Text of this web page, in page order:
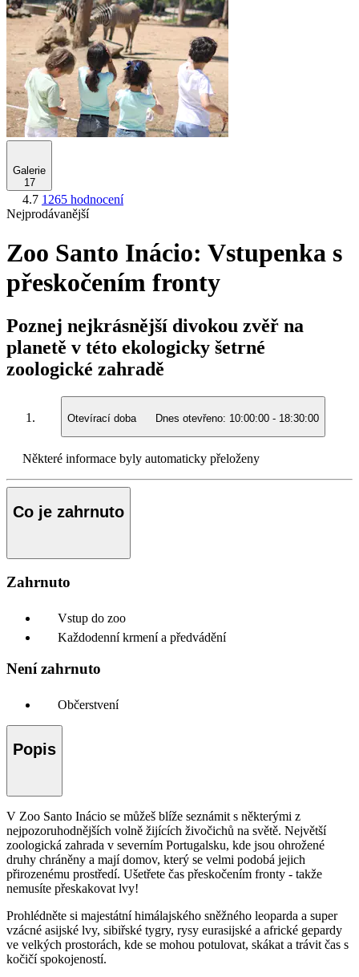
Galerie
17
4.7 1265 hodnocení
Nejprodávanější
Zoo Santo Inácio: Vstupenka s
přeskočením fronty
Poznej nejkrásnější divokou zvěř na
planetě v této ekologicky šetrné
zoologické zahradě
Otevírací doba Dnes otevřeno: 10:00:00 - 18:30:00
Některé informace byly automaticky přeloženy
Co je zahrnuto
Zahrnuto
Vstup do zoo
Každodenní krmení a předvádění
Není zahrnuto
Občerstvení
Popis
V Zoo Santo Inácio se můžeš blíže seznámit s některými z
nejpozoruhodnějších volně žijících živočichů na světě. Největší
zoologická zahrada v severním Portugalsku, kde jsou ohrožené
druhy chráněny a mají domov, který se velmi podobá jejich
přirozenému prostředí. Ušetřete čas přeskočením fronty - takže
nemusíte přeskakovat lvy!
Prohlédněte si majestátní himálajského sněžného leoparda a super
vzácné asijské lvy, sibiřské tygry, rysy eurasijské a africké gepardy
ve velkých prostorách, kde se mohou potulovat, skákat a trávit čas s
kočičí spokojeností.